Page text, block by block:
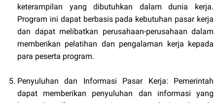
keterampilan yang dibutuhkan dalam dunia kerja.
Program ini dapat berbasis pada kebutuhan pasar kerja
dan dapat melibatkan perusahaan-perusahaan dalam
memberikan pelatihan dan pengalaman kerja kepada
para peserta program.
Penyuluhan dan Informasi Pasar Kerja: Pemerintah
dapat memberikan penyuluhan dan informasi yang